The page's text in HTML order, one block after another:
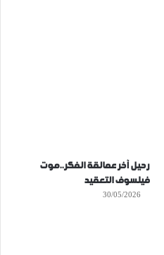
رحيل آخر عمالقة الفكر..موت
فيلسوف التعقيد
30/05/2026